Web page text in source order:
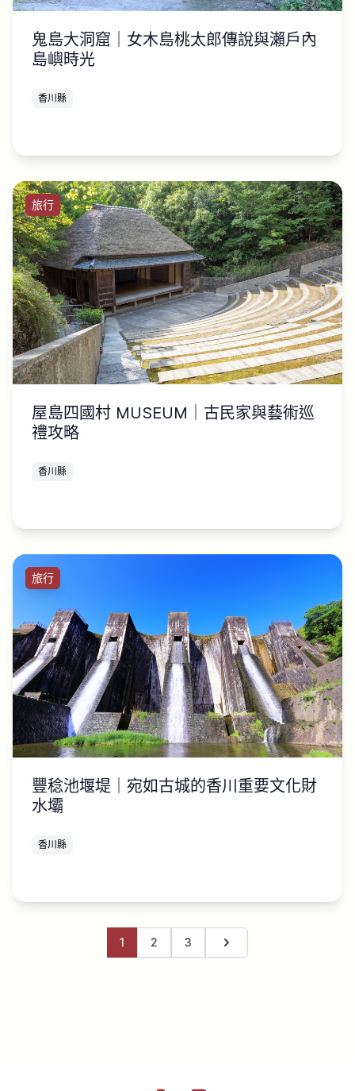
鬼島大洞窟｜女木島桃太郎傳說與瀨戶內
島嶼時光
香川縣
旅行
屋島四國村 MUSEUM｜古民家與藝術巡
禮攻略
香川縣
旅行
豐稔池堰堤｜宛如古城的香川重要文化財
水壩
香川縣
1 2 3 下一頁